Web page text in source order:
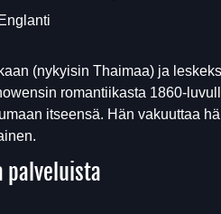
Englanti
(nykyisin Thaimaa) ja
romantiikasta 1860-
itseensä. Hän vakuuttaa
palveluista